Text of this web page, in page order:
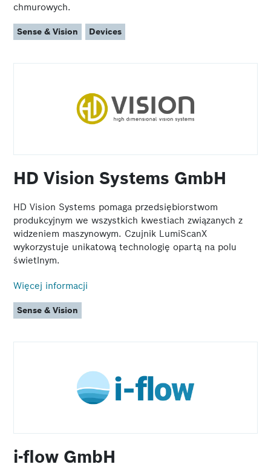
chmurowych.
Sense & Vision Devices
HD Vision Systems GmbH
HD Vision Systems pomaga przedsiębiorstwom
produkcyjnym we wszystkich kwestiach związanych z
widzeniem maszynowym. Czujnik LumiScanX
wykorzystuje unikatową technologię opartą na polu
świetlnym.
Więcej informacji
Sense & Vision
i-flow GmbH